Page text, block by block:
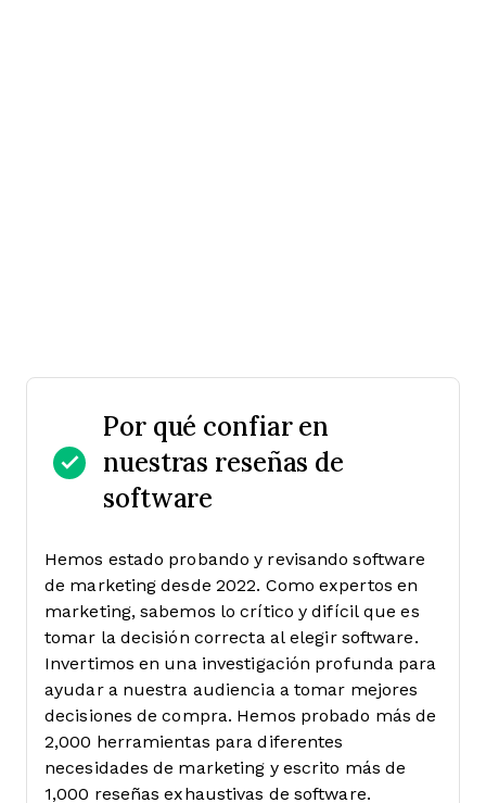
Por qué confiar en
nuestras reseñas de
software
Hemos estado probando y revisando software
de marketing desde 2022. Como expertos en
marketing, sabemos lo crítico y difícil que es
tomar la decisión correcta al elegir software.
Invertimos en una investigación profunda para
ayudar a nuestra audiencia a tomar mejores
decisiones de compra. Hemos probado más de
2,000 herramientas para diferentes
necesidades de marketing y escrito más de
1,000 reseñas exhaustivas de software.